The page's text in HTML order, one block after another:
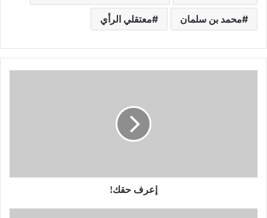
محمد بن سلمان معتقلي الرأي
إعرف حقك!